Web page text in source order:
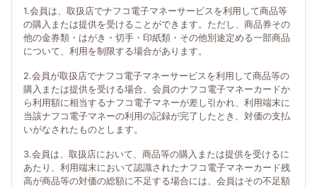
1.会員は、取扱店でナフコ電子マネーサービスを利用して商品等
の購入または提供を受けることができます。ただし、商品券その
他の金券類・はがき・切手・印紙類・その他別途定める一部商品
について、利用を制限する場合があります。
2.会員が取扱店でナフコ電子マネーサービスを利用して商品等の
購入または提供を受ける場合、会員のナフコ電子マネーカードか
ら利用額に相当するナフコ電子マネーが差し引かれ、利用端末に
当該ナフコ電子マネーの利用の記録が完了したとき、対価の支払
いがなされたものとします。
3.会員は、取扱店において、商品等の購入または提供を受けるに
あたり、利用端末において認識されたナフコ電子マネーカード残
高が商品等の対価の総額に不足する場合には、会員はその不足額